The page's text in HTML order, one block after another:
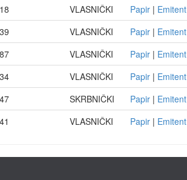
VLASNIČKI Papir | Emitent
VLASNIČKI Papir | Emitent
VLASNIČKI Papir | Emitent
VLASNIČKI Papir | Emitent
SKRBNIČKI Papir | Emitent
VLASNIČKI Papir | Emitent